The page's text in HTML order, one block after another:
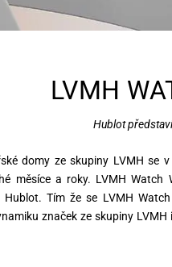
LVMH
Hublot
domy ze skupiny LVMH se
měsíce a roky. LVMH Watch
Tím že se LVMH
značek ze skupiny